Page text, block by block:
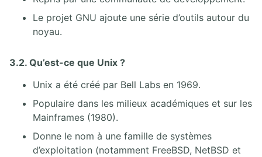
Le projet GNU ajoute une série d’outils autour du
noyau.
3.2. Qu’est-ce que Unix ?
Unix a été créé par Bell Labs en 1969.
Populaire dans les milieux académiques et sur les
Mainframes (1980).
Donne le nom à une famille de systèmes
d’exploitation (notamment FreeBSD, NetBSD et